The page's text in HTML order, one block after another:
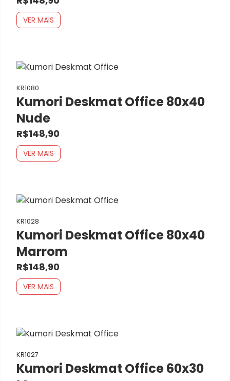
VER MAIS
KR1080
Kumori Deskmat Office 80x40
Nude
R$148,90
VER MAIS
KR1028
Kumori Deskmat Office 80x40
Marrom
R$148,90
VER MAIS
KR1027
Kumori Deskmat Office 60x30